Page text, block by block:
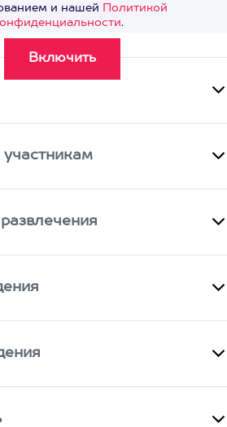
Смотреть видео>
и нашей Политикой
.
участникам